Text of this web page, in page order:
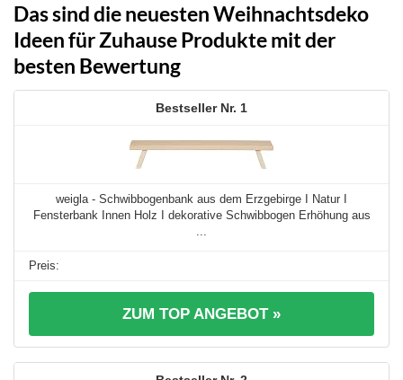
Das sind die neuesten Weihnachtsdeko
Ideen für Zuhause Produkte mit der
besten Bewertung
1
weigla - Schwibbogenbank aus dem Erzgebirge I Natur I
Fensterbank Innen Holz I dekorative Schwibbogen Erhöhung aus
ZUM TOP ANGEBOT »